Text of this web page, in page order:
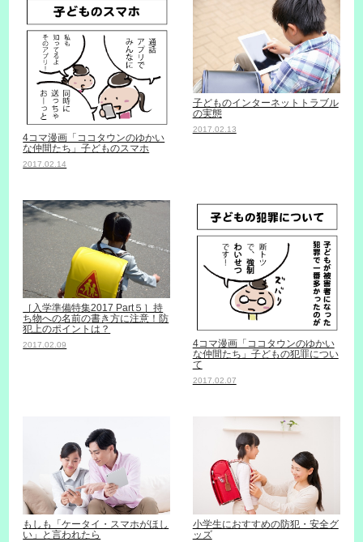
4コマ漫画「ココタウンのゆかい
な仲間たち」子どものスマホ
2017.02.14
子どものインターネットトラブル
の実態
2017.02.13
［入学準備特集2017 Part５］持
ち物への名前の書き方に注意！防
犯上のポイントは？
2017.02.09
4コマ漫画「ココタウンのゆかい
な仲間たち」子どもの犯罪につい
て
2017.02.07
もしも「ケータイ・スマホがほし
い」と言われたら
小学生におすすめの防犯・安全グ
ッズ